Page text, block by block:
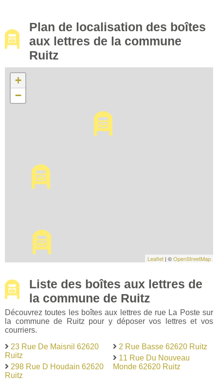
Plan de localisation des boîtes
aux lettres de la commune
Ruitz
+
−
Leaflet | ©OpenStreetMap
Liste des boîtes aux lettres de
la commune de Ruitz
Découvrez toutes les boîtes aux lettres de rue La Poste sur
la commune de Ruitz pour y déposer vos lettres et vos
courriers.
23 Rue De Maisnil 62620
Ruitz
298 Rue D Houdain 62620
Ruitz
2 Rue Basse 62620 Ruitz
11 Rue Du Nouveau
Monde 62620 Ruitz